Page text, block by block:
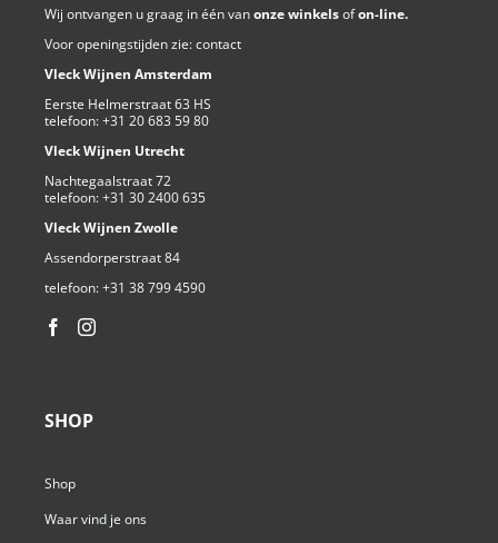
Wij ontvangen u graag in één vanonze winkelsofon-line.
Voor openingstijden zie:contact
Vleck Wijnen Amsterdam
Eerste Helmerstraat 63 HS
telefoon:+31 20 683 59 80
Vleck Wijnen Utrecht
Nachtegaalstraat 72
telefoon:+31 30 2400 635
Vleck Wijnen Zwolle
Assendorperstraat 84
telefoon:+31 38 799 4590⁩
SHOP
Shop
Waar vind je ons